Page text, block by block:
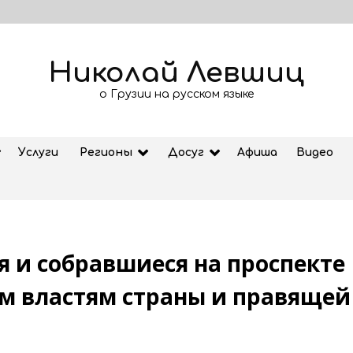
Николай Левшиц
о Грузии на русском языке
Услуги Регионы Досуг Афиша Видео
Рубрика «Азбука Грузии»: дзеоба
02.08.2026
и собравшиеся на
властям страны и